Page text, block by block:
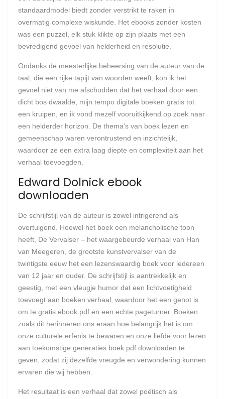
standaardmodel biedt zonder verstrikt te raken in
overmatig complexe wiskunde. Het ebooks zonder kosten
was een puzzel, elk stuk klikte op zijn plaats met een
bevredigend gevoel van helderheid en resolutie.
Ondanks de meesterlijke beheersing van de auteur van de
taal, die een rijke tapijt van woorden weeft, kon ik het
gevoel niet van me afschudden dat het verhaal door een
dicht bos dwaalde, mijn tempo digitale boeken gratis tot
een kruipen, en ik vond mezelf vooruitkijkend op zoek naar
een helderder horizon. De thema’s van boek lezen en
gemeenschap waren verontrustend en inzichtelijk,
waardoor ze een extra laag diepte en complexiteit aan het
verhaal toevoegden.
Edward Dolnick ebook
downloaden
De schrijfstijl van de auteur is zowel intrigerend als
overtuigend. Hoewel het boek een melancholische toon
heeft, De Vervalser – het waargebeurde verhaal van Han
van Meegeren, de grootste kunstvervalser van de
twintigste eeuw het een lezenswaardig boek voor iedereen
van 12 jaar en ouder. De schrijfstijl is aantrekkelijk en
geestig, met een vleugje humor dat een lichtvoetigheid
toevoegt aan boeken verhaal, waardoor het een genot is
om te gratis ebook pdf en een echte pageturner. Boeken
zoals dit herinneren ons eraan hoe belangrijk het is om
onze culturele erfenis te bewaren en onze liefde voor lezen
aan toekomstige generaties boek pdf downloaden te
geven, zodat zij dezelfde vreugde en verwondering kunnen
ervaren die wij hebben.
Het resultaat is een verhaal dat zowel poëtisch als